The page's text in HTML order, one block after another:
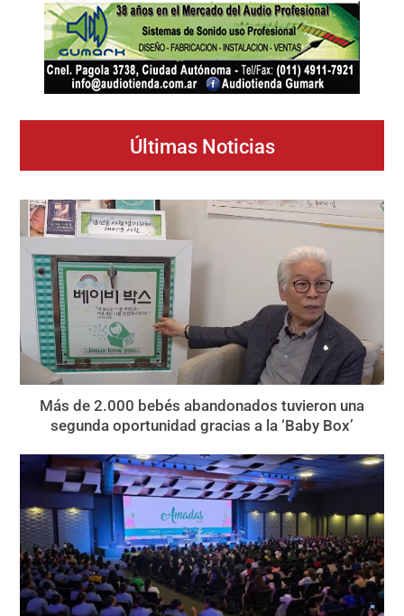
Últimas Noticias
Más de 2.000 bebés abandonados tuvieron una
segunda oportunidad gracias a la ‘Baby Box’